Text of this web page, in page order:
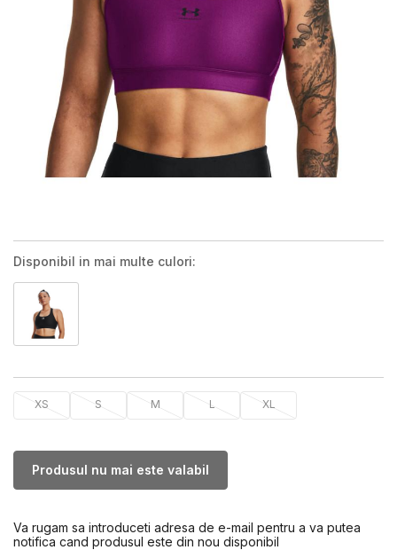
Disponibil in mai multe culori:
XS S M L XL
Produsul nu mai este valabil
Va rugam sa introduceti adresa de e-mail pentru a va putea
notifica cand produsul este din nou disponibil